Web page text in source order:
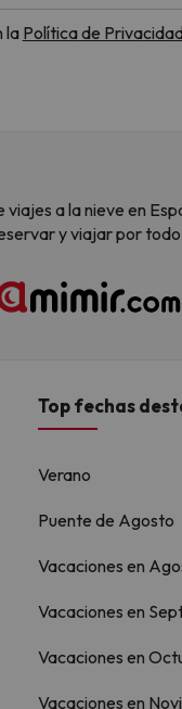
la Política de
a la nieve en
y viajar por todo
Top fechas
Verano
Puente de Agosto
Vacaciones en
Vacaciones en
Vacaciones en
Vacaciones en